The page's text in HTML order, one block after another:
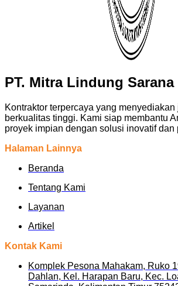
PT. Mitra Lindung Sarana
Kontraktor terpercaya yang
berkualitas tinggi. Kami siap membantu
proyek impian dengan solusi inovatif dan
Halaman Lainnya
Beranda
Tentang Kami
Layanan
Artikel
Kontak Kami
Komplek Pesona Mahakam, Ruko
Dahlan, Kel. Harapan Baru, Kec.